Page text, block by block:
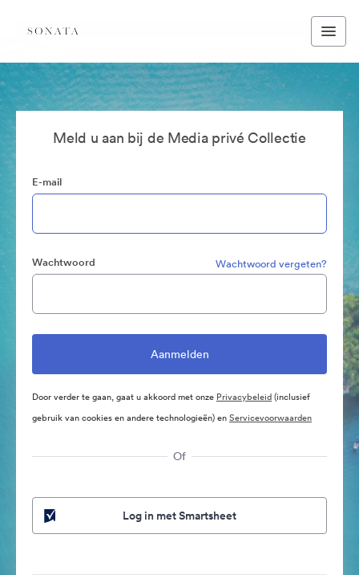
Meld u aan bij de Media privé Collectie
E-mail
Wachtwoord Wachtwoord vergeten?
Door verder te gaan, gaat u akkoord met onze Privacybeleid(inclusief
gebruik van cookies en andere technologieën) enServicevoorwaarden
Of
Log in met Smartsheet